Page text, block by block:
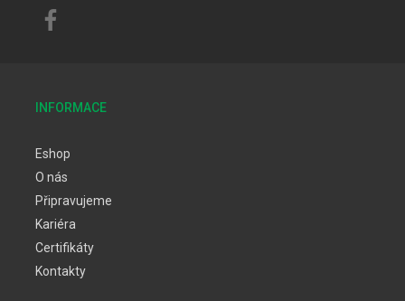
INFORMACE
Eshop
O nás
Připravujeme
Kariéra
Certifikáty
Kontakty